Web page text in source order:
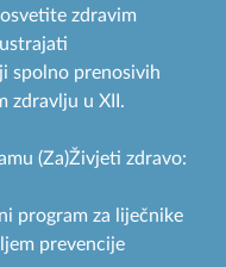
zdravim
spolno prenosivih
zdravlju u XII.
(Za)Živjeti zdravo:
program za liječnike
prevencije